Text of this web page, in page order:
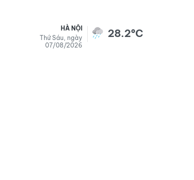
HÀ NỘI
Thứ Sáu, ngày
07/08/2026
28.2°C